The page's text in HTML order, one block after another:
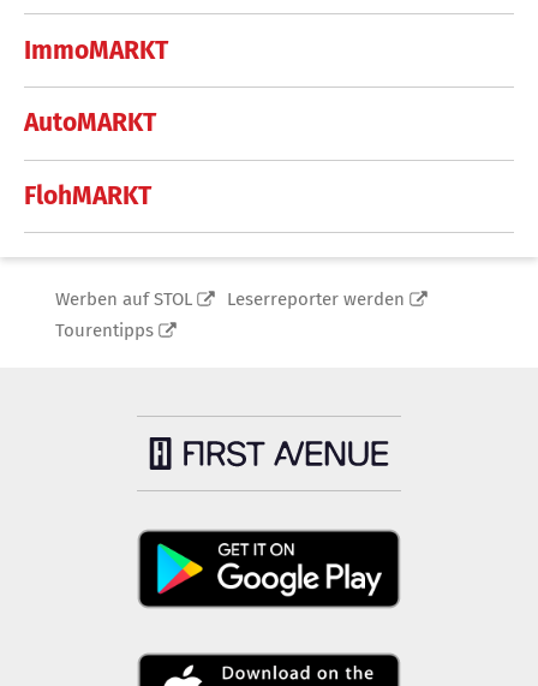
ImmoMARKT
AutoMARKT
FlohMARKT
Werben auf STOL
Leserreporter werden
Tourentipps